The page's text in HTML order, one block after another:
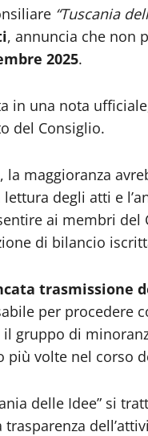
“Tuscania
, annuncia che non
2025.
in una nota
del Consiglio.
maggioranza
degli atti e
ai membri
di bilancio
trasmissione
per procedere
gruppo di
volte nel corso
delle Idee” si